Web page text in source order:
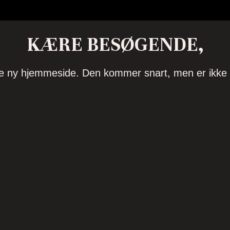
KÆRE BESØGENDE,
ny hjemmeside. Den kommer snart, men er ikke